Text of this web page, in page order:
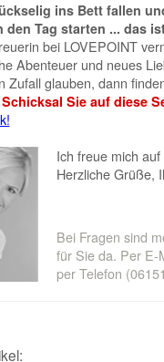
ins Bett fallen
den Tag starten ... das
bei LOVEPOINT
Abenteuer und neues
Zufall glauben, dann
Sie auf diese
Ich freue mich auf
Herzliche Grüße,
Bei Fragen sind
für Sie da. Per E-
per Telefon